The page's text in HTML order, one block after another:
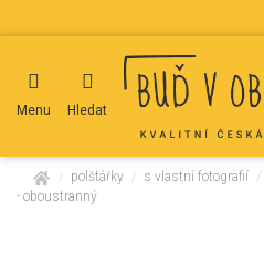
Menu Hledat
domů polštářky s vlastní fotografií
- oboustranný